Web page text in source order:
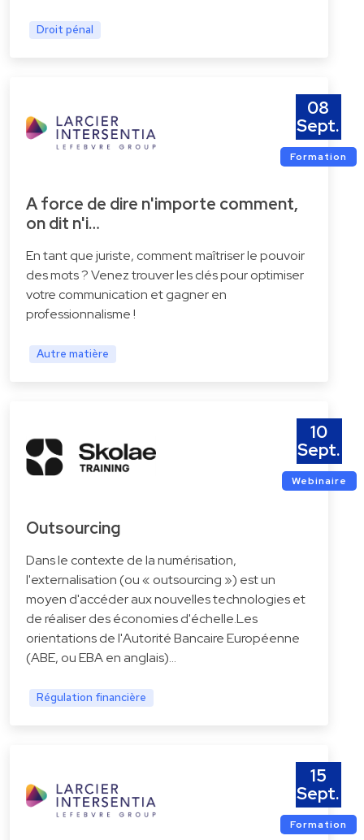
Droit pénal
08
Sept.
Formation
A force de dire n'importe comment,
on dit n'i…
En tant que juriste, comment maîtriser le pouvoir
des mots ? Venez trouver les clés pour optimiser
votre communication et gagner en
professionnalisme !
Autre matière
10
Sept.
Webinaire
Outsourcing
Dans le contexte de la numérisation,
l'externalisation (ou « outsourcing ») est un
moyen d'accéder aux nouvelles technologies et
de réaliser des économies d'échelle.Les
orientations de l'Autorité Bancaire Européenne
(ABE, ou EBA en anglais)…
Régulation financière
15
Sept.
Formation